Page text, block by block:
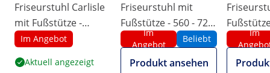
Friseurstuhl Carlisle
mit Fußstütze -
Sitzhöhe 49 - 63 cm -
Im Angebot
Aktuell angezeigt
Friseurstuhl mit
Fußstütze - 560 - 720
mm - 200 kg -
Golden, Beige
Im
Angebot
Beliebt
Produkt ansehen
cm - 200
Im